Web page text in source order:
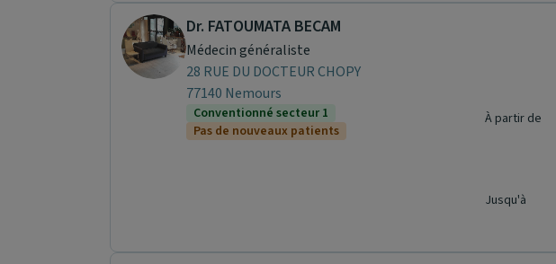
Dr. FATOUMATA BECAM
Médecin généraliste
28 RUE DU DOCTEUR CHOPY
77140 Nemours
Conventionné secteur 1
Pas de nouveaux patients
À partir de
Jusqu'à